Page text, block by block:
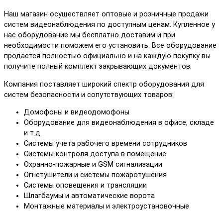
Наш магазин осуществляет оптовые и розничные продажи
систем видеонаблюдения по доступным ценам. Купленное у
нас оборудование мы бесплатно доставим и при
необходимости поможем его установить. Все оборудование
продается полностью официально и на каждую покупку вы
получите полный комплект закрывающих документов.
Компания поставляет широкий спектр оборудования для
систем безопасности и сопутствующих товаров:
Домофоны и видеодомофоны
Оборудование для видеонаблюдения в офисе, складе
и т.д.
Системы учета рабочего времени сотрудников
Системы контроля доступа в помещение
Охранно-пожарные и GSM сигнализации
Огнетушители и системы пожаротушения
Системы оповещения и трансляции
Шлагбаумы и автоматические ворота
Монтажные материалы и электроустановочные